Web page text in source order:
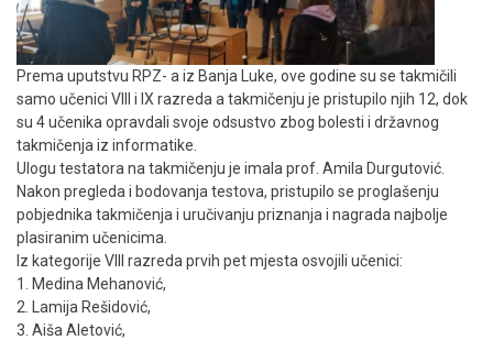
Prema uputstvu RPZ- a iz Banja Luke, ove godine su se takmičili
samo učenici VIII i IX razreda a takmičenju je pristupilo njih 12, dok
su 4 učenika opravdali svoje odsustvo zbog bolesti i državnog
takmičenja iz informatike.
Ulogu testatora na takmičenju je imala prof. Amila Durgutović.
Nakon pregleda i bodovanja testova, pristupilo se proglašenju
pobjednika takmičenja i uručivanju priznanja i nagrada najbolje
plasiranim učenicima.
Iz kategorije VIII razreda prvih pet mjesta osvojili učenici:
1. Medina Mehanović,
2. Lamija Rešidović,
3. Aiša Aletović,